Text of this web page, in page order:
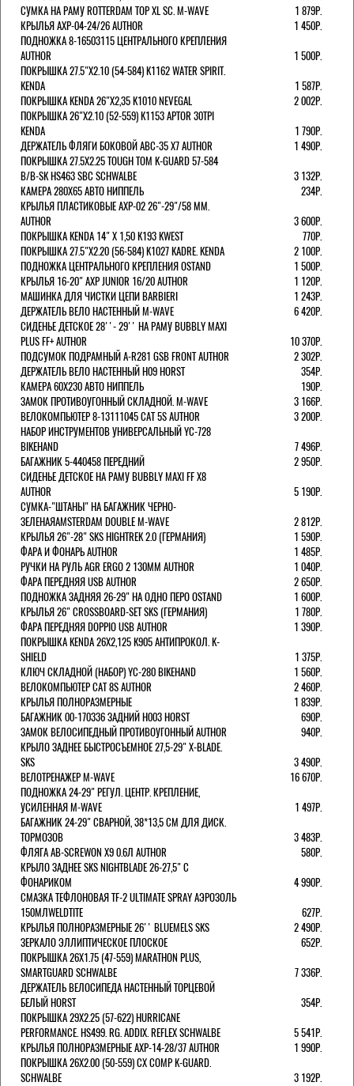
СУМКА НА РАМУ ROTTERDAM TOP XL SC. M-WAVE
1 879Р.
КРЫЛЬЯ AXP-04-24/26 AUTHOR
1 450Р.
ПОДНОЖКА 8-16503115 ЦЕНТРАЛЬНОГО КРЕПЛЕНИЯ
AUTHOR
1 500Р.
ПОКРЫШКА 27.5"Х2.10 (54-584) K1162 WATER SPIRIT.
KENDA
1 587Р.
ПОКРЫШКА KENDA 26"Х2,35 K1010 NEVEGAL
2 002Р.
ПОКРЫШКА 26"Х2.10 (52-559) K1153 APTOR 30TPI
KENDA
1 790Р.
ДЕРЖАТЕЛЬ ФЛЯГИ БОКОВОЙ ABC-35 X7 AUTHOR
1 490Р.
ПОКРЫШКА 27.5X2.25 TOUGH TOM K-GUARD 57-584
B/B-SK HS463 SBC SCHWALBE
3 132Р.
КАМЕРА 280Х65 АВТО НИППЕЛЬ
234Р.
КРЫЛЬЯ ПЛАСТИКОВЫЕ AXP-02 26"-29"/58 ММ.
AUTHOR
3 600Р.
ПОКРЫШКА KENDA 14" Х 1,50 K193 KWEST
770Р.
ПОКРЫШКА 27.5"Х2.20 (56-584) K1027 KADRE. KENDA
2 100Р.
ПОДНОЖКА ЦЕНТРАЛЬНОГО КРЕПЛЕНИЯ OSTAND
1 500Р.
КРЫЛЬЯ 16-20" AXP JUNIOR 16/20 AUTHOR
1 120Р.
МАШИНКА ДЛЯ ЧИСТКИ ЦЕПИ BARBIERI
1 243Р.
ДЕРЖАТЕЛЬ ВЕЛО НАСТЕННЫЙ M-WAVE
6 420Р.
СИДЕНЬЕ ДЕТСКОЕ 28''- 29'' НА РАМУ BUBBLY MAXI
PLUS FF+ AUTHOR
10 370Р.
ПОДСУМОК ПОДРАМНЫЙ A-R281 GSB FRONT AUTHOR
2 302Р.
ДЕРЖАТЕЛЬ ВЕЛО НАСТЕННЫЙ H09 HORST
354Р.
КАМЕРА 60X230 АВТО НИППЕЛЬ
190Р.
ЗАМОК ПРОТИВОУГОННЫЙ СКЛАДНОЙ. M-WAVE
3 166Р.
ВЕЛОКОМПЬЮТЕР 8-13111045 CAT 5S AUTHOR
3 200Р.
НАБОР ИНСТРУМЕНТОВ УНИВЕРСАЛЬНЫЙ YC-728
BIKEHAND
7 496Р.
БАГАЖНИК 5-440458 ПЕРЕДНИЙ
2 950Р.
СИДЕНЬЕ ДЕТСКОЕ НА РАМУ BUBBLY MAXI FF X8
AUTHOR
5 190Р.
СУМКА-"ШТАНЫ" НА БАГАЖНИК ЧЕРНО-
ЗЕЛЕНАЯAMSTERDAM DOUBLE M-WAVE
2 812Р.
КРЫЛЬЯ 26"-28" SKS HIGHTREK 2.0 (ГЕРМАНИЯ)
1 590Р.
ФАРА И ФОНАРЬ AUTHOR
1 485Р.
РУЧКИ НА РУЛЬ AGR ERGO 2 130ММ AUTHOR
1 040Р.
ФАРА ПЕРЕДНЯЯ USB AUTHOR
2 650Р.
ПОДНОЖКА ЗАДНЯЯ 26-29" НА ОДНО ПЕРО OSTAND
1 600Р.
КРЫЛЬЯ 26" CROSSBOARD-SET SKS (ГЕРМАНИЯ)
1 780Р.
ФАРА ПЕРЕДНЯЯ DOPPIO USB AUTHOR
1 390Р.
ПОКРЫШКА KENDA 26Х2,125 K905 АНТИПРОКОЛ. K-
SHIELD
1 375Р.
КЛЮЧ СКЛАДНОЙ (НАБОР) YC-280 BIKEHAND
1 560Р.
ВЕЛОКОМПЬЮТЕР CAT 8S AUTHOR
2 460Р.
КРЫЛЬЯ ПОЛНОРАЗМЕРНЫЕ
1 839Р.
БАГАЖНИК 00-170336 ЗАДНИЙ H003 HORST
690Р.
ЗАМОК ВЕЛОСИПЕДНЫЙ ПРОТИВОУГОННЫЙ AUTHOR
940Р.
КРЫЛО ЗАДНЕЕ БЫСТРОСЪЕМНОЕ 27,5-29" X-BLADE.
SKS
3 490Р.
ВЕЛОТРЕНАЖЕР M-WAVE
16 670Р.
ПОДНОЖКА 24-29" РЕГУЛ. ЦЕНТР. КРЕПЛЕНИЕ,
УСИЛЕННАЯ M-WAVE
1 497Р.
БАГАЖНИК 24-29" СВАРНОЙ, 38*13,5 СМ ДЛЯ ДИСК.
ТОРМОЗОВ
3 483Р.
ФЛЯГА AB-SCREWON X9 0.6Л AUTHOR
580Р.
КРЫЛО ЗАДНЕЕ SKS NIGHTBLADE 26-27,5" С
ФОНАРИКОМ
4 990Р.
СМАЗКА ТЕФЛОНОВАЯ TF-2 ULTIMATE SPRAY АЭРОЗОЛЬ
150МЛWELDTITE
627Р.
КРЫЛЬЯ ПОЛНОРАЗМЕРНЫЕ 26'' BLUEMELS SKS
2 490Р.
ЗЕРКАЛО ЭЛЛИПТИЧЕСКОЕ ПЛОСКОЕ
652Р.
ПОКРЫШКА 26X1.75 (47-559) MARATHON PLUS,
SMARTGUARD SCHWALBE
7 336Р.
ДЕРЖАТЕЛЬ ВЕЛОCИПЕДА НАСТЕННЫЙ ТОРЦЕВОЙ
БЕЛЫЙ HORST
354Р.
ПОКРЫШКА 29X2.25 (57-622) HURRICANE
PERFORMANCE. HS499. RG. ADDIX. REFLEX SCHWALBE
5 541Р.
КРЫЛЬЯ ПОЛНОРАЗМЕРНЫЕ AXP-14-28/37 AUTHOR
1 990Р.
ПОКРЫШКА 26X2.00 (50-559) CX COMP K-GUARD.
SCHWALBE
3 192Р.